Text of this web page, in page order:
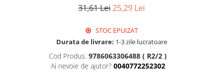
31,61 Lei25,29 Lei
STOC EPUIZAT
Durata de livrare: 1-3 zile lucratoare
Cod Produs: 9786063306488 ( R2/2 )
Ai nevoie de ajutor? 0040772252302